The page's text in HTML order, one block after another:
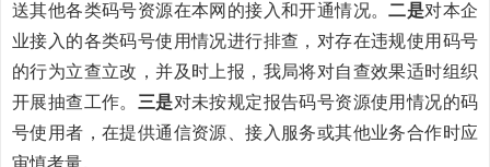
送其他各类码号资源在本网的接入和开通情况。二是对本企
业接入的各类码号使用情况进行排查，对存在违规使用码号
的行为立查立改，并及时上报，我局将对自查效果适时组织
开展抽查工作。 三是对未按规定报告码号资源使用情况的码
号使用者，在提供通信资源、接入服务或其他业务合作时应
审慎考量。